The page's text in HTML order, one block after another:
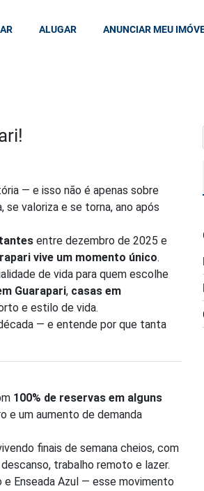
ALUGAR ANUNCIAR MEU
— e isso não é apenas sobre
se valoriza e se torna, ano após
entre dezembro de 2025 e
vive um momento único.
de vida para quem escolhe
Guarapari, casas em
e estilo de vida.
— e entende por que tanta
100% de reservas em alguns
e um aumento de demanda
finais de semana cheios, com
trabalho remoto e lazer.
Enseada Azul — esse movimento